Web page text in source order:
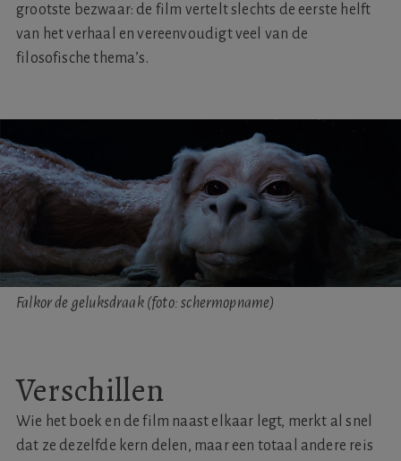
grootste bezwaar: de film vertelt slechts de eerste helft
van het verhaal en vereenvoudigt veel van de
filosofische thema’s.
Falkor de geluksdraak (foto: schermopname)
Verschillen
Wie het boek en de film naast elkaar legt, merkt al snel
dat ze dezelfde kern delen, maar een totaal andere reis